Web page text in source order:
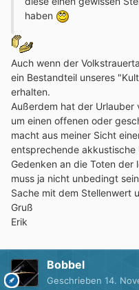
haben
Auch wenn der
ein Bestandteil unseres
erhalten.
Außerdem hat der Urlauber
um einen offenen oder
macht aus meiner Sicht
entsprechende akkustische
Gedenken an die Toten
muss ja nicht unbedingt
Sache mit dem Stellenwert
Gruß
Erik
Bobbel
Geschrieben 14.